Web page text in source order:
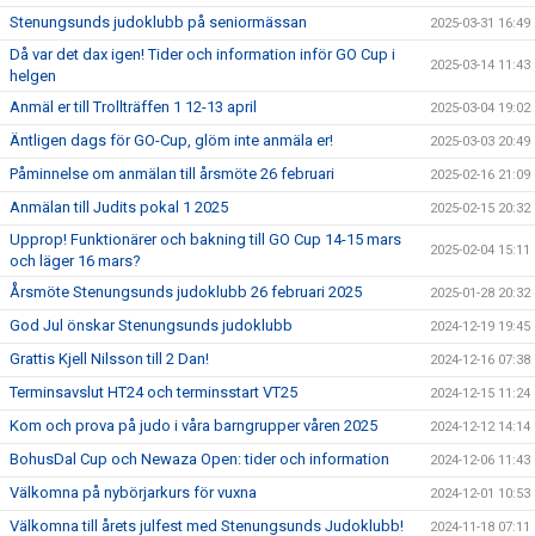
Stenungsunds judoklubb på seniormässan 2025-03-31 16:49
Då var det dax igen! Tider och information inför GO Cup i
helgen
2025-03-14 11:43
Anmäl er till Trollträffen 1 12-13 april 2025-03-04 19:02
Äntligen dags för GO-Cup, glöm inte anmäla er! 2025-03-03 20:49
Påminnelse om anmälan till årsmöte 26 februari 2025-02-16 21:09
Anmälan till Judits pokal 1 2025 2025-02-15 20:32
Upprop! Funktionärer och bakning till GO Cup 14-15 mars
och läger 16 mars?
2025-02-04 15:11
Årsmöte Stenungsunds judoklubb 26 februari 2025 2025-01-28 20:32
God Jul önskar Stenungsunds judoklubb 2024-12-19 19:45
Grattis Kjell Nilsson till 2 Dan! 2024-12-16 07:38
Terminsavslut HT24 och terminsstart VT25 2024-12-15 11:24
Kom och prova på judo i våra barngrupper våren 2025 2024-12-12 14:14
BohusDal Cup och Newaza Open: tider och information 2024-12-06 11:43
Välkomna på nybörjarkurs för vuxna 2024-12-01 10:53
Välkomna till årets julfest med Stenungsunds Judoklubb! 2024-11-18 07:11